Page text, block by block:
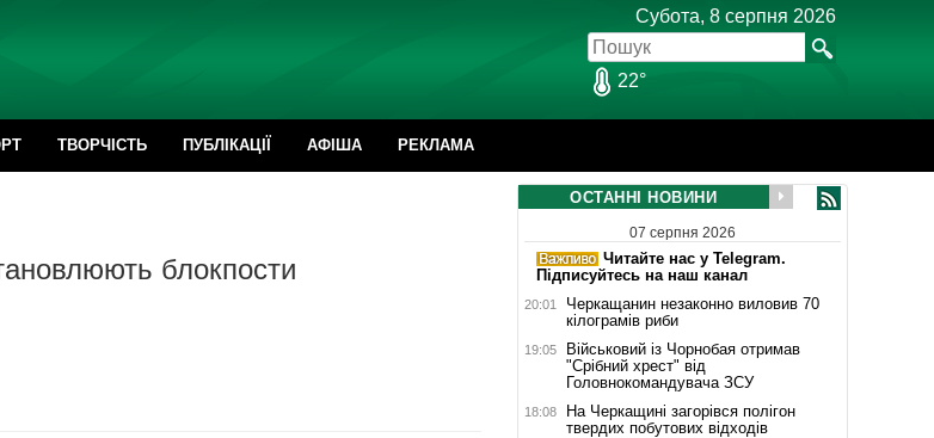
Субота, 8 серпня 2026
22°
ТВОРЧІСТЬ ПУБЛІКАЦІЇ АФІША РЕКЛАМА
блокпости
ОСТАННІ НОВИНИ
07 серпня 2026
Читайте нас у Telegram.
Підписуйтесь на наш канал
20:01
Черкащанин незаконно виловив 70
кілограмів риби
19:05
Військовий із Чорнобая отримав
"Срібний хрест" від
Головнокомандувача ЗСУ
18:08
На Черкащині загорівся полігон
твердих побутових відходів